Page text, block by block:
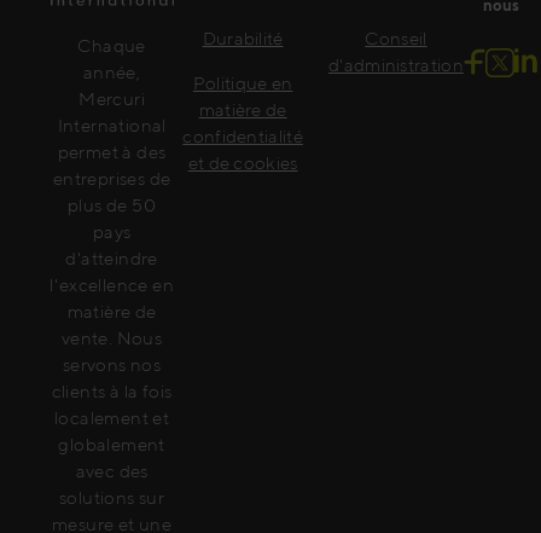
Chaque
année,
Mercuri
International
permet à des
entreprises de
plus de 50
pays
d'atteindre
l'excellence en
matière de
vente. Nous
servons nos
clients à la fois
localement et
globalement
avec des
solutions sur
mesure et une
Durabilité
Politique en
matière de
confidentialité
et de cookies
Conseil
d'administration
nous